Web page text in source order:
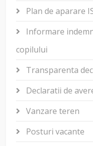
Plan de aparare
Informare
copilului
Transparenta
Declaratii de
Vanzare teren
Posturi vacante